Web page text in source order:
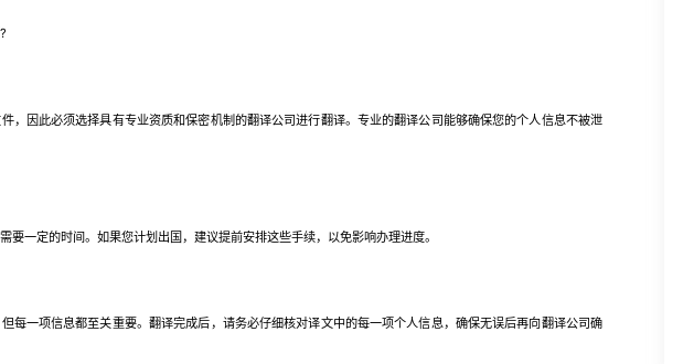
因此必须选择具有专业资质和保密机制的翻译公司进行翻译。专业的翻译公司能够确保您的个人信息不被泄
一定的时间。如果您计划出国，建议提前安排这些手续，以免影响办理进度。
一项信息都至关重要。翻译完成后，请务必仔细核对译文中的每一项个人信息，确保无误后再向翻译公司确